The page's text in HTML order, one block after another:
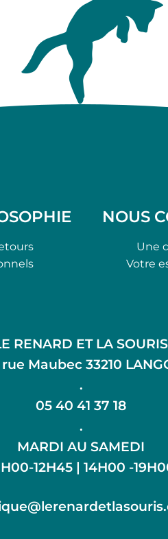
NOUS
Une
Votre
RENARD ET LA SOURIS
Maubec 33210
.
05 40 41 37 18
.
MARDI AU SAMEDI
12H45 | 14H00 -